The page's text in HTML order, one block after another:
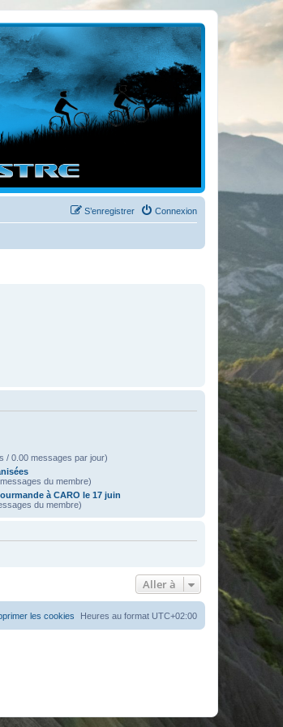
Connexion
S’enregistrer
/ 0.00 messages par jour)
du membre)
à CARO le 17 juin
du membre)
Aller à
Heures au format UTC+02:00
les cookies